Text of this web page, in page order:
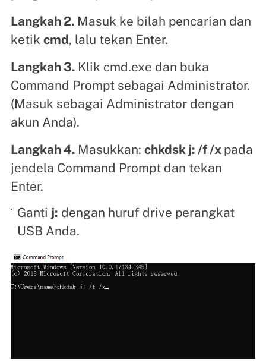
Langkah 2. Masuk ke bilah pencarian dan
ketik cmd, lalu tekan Enter.
Langkah 3. Klik cmd.exe dan buka
Command Prompt sebagai Administrator.
(Masuk sebagai Administrator dengan
akun Anda).
Langkah 4. Masukkan: chkdsk j: /f /x pada
jendela Command Prompt dan tekan
Enter.
Ganti j: dengan huruf drive perangkat
USB Anda.